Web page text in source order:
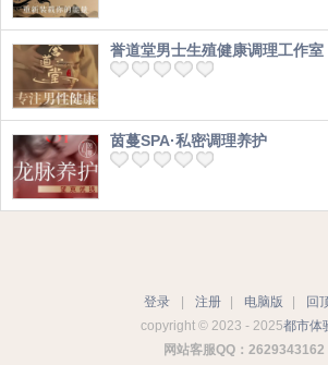
誉道堂男士生殖健康调理工作室
茵蔓SPA·私密调理养护
登录 注册 电脑版
回
copyright © 2023 - 2025都市体
网站客服QQ：2629343162